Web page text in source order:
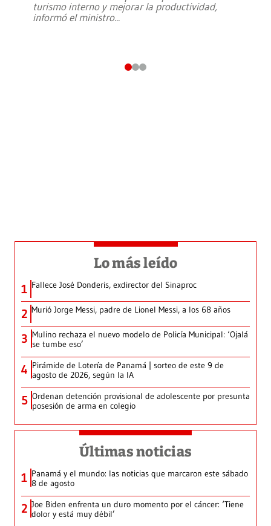
turismo interno y mejorar la productividad,
informó el ministro...
Lo más leído
1 Fallece José Donderis, exdirector del Sinaproc
2 Murió Jorge Messi, padre de Lionel Messi, a los 68 años
3 Mulino rechaza el nuevo modelo de Policía Municipal: ‘Ojalá
se tumbe eso’
4 Pirámide de Lotería de Panamá | sorteo de este 9 de
agosto de 2026, según la IA
5 Ordenan detención provisional de adolescente por presunta
posesión de arma en colegio
Últimas noticias
1 Panamá y el mundo: las noticias que marcaron este sábado
8 de agosto
2 Joe Biden enfrenta un duro momento por el cáncer: ‘Tiene
dolor y está muy débil’